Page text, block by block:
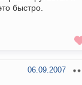
быстро.
06.09.2007